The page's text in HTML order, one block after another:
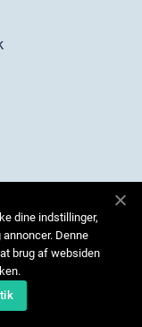
dine indstillinger,
Denne
brug af websiden